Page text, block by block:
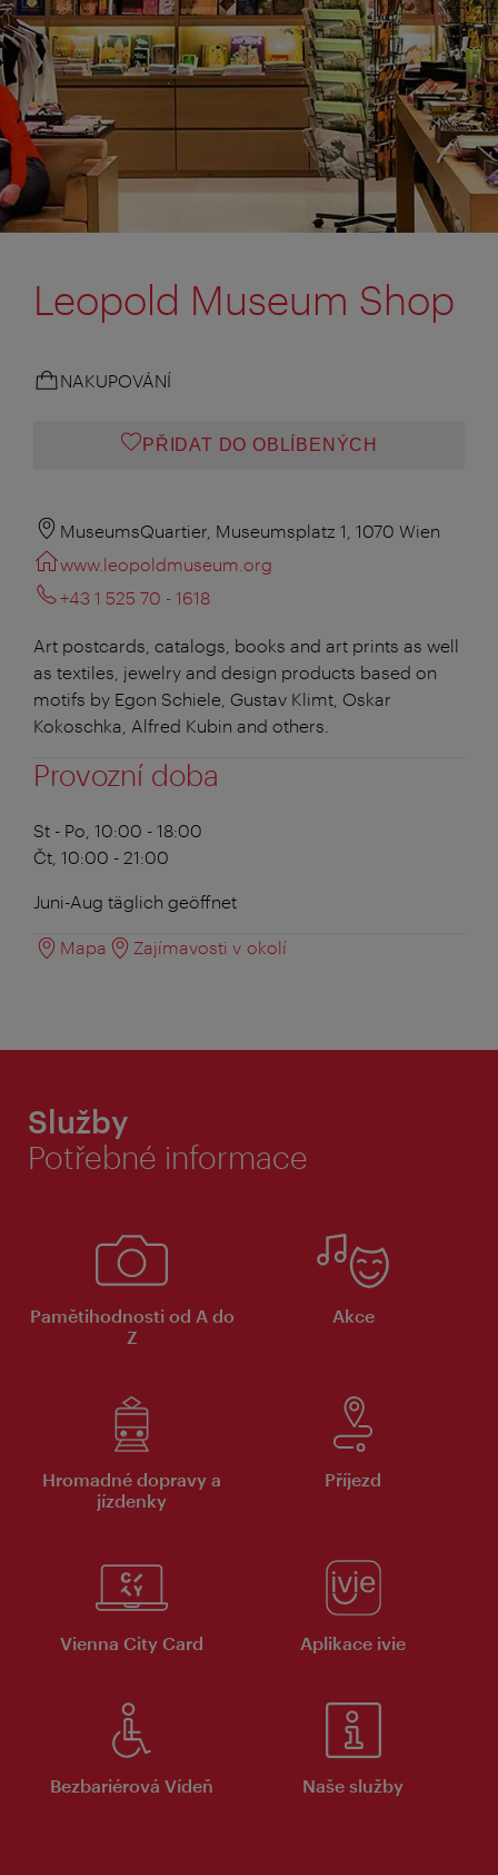
Leopold Museum Shop
NAKUPOVÁNÍ
PŘIDAT DO OBLÍBENÝCH
MuseumsQuartier, Museumsplatz 1, 1070 Wien
www.leopoldmuseum.org
+43 1 525 70 - 1618
Art postcards, catalogs, books and art prints as well
as textiles, jewelry and design products based on
motifs by Egon Schiele, Gustav Klimt, Oskar
Kokoschka, Alfred Kubin and others.
Provozní doba
St - Po, 10:00 - 18:00
Čt, 10:00 - 21:00
Juni-Aug täglich geöffnet
Mapa Zajímavosti v okolí
Služby
Potřebné informace
Pamětihodnosti od A do
Z
Akce
Hromadné dopravy a
jízdenky
Příjezd
Vienna City Card Aplikace ivie
Bezbariérová Vídeň Naše služby